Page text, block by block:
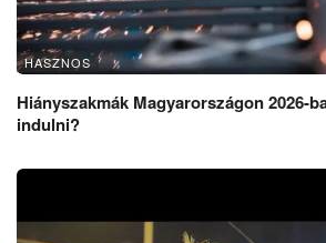
HASZNOS
Hiányszakmák Magyarországon 2026-
indulni?